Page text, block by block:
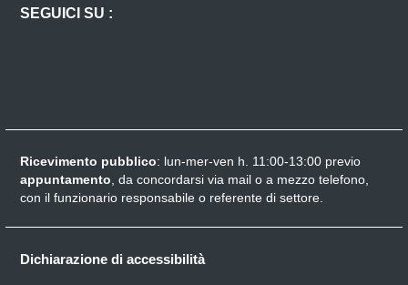
SEGUICI SU :
Ricevimento pubblico: lun-mer-ven h. 11:00-13:00 previo
appuntamento , da concordarsi via mail o a mezzo telefono,
con il funzionario responsabile o referente di settore.
Dichiarazione di accessibilità